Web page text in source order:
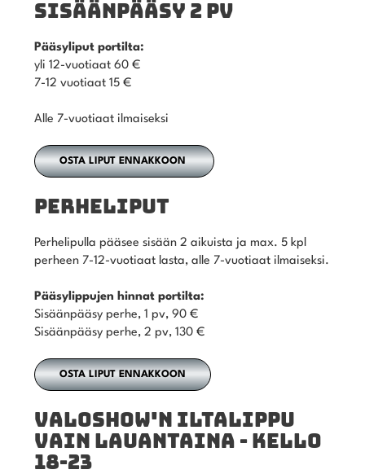
SISÄÄNPÄÄSY 2 PV
Pääsyliput portilta:
yli 12-vuotiaat 60 €
7-12 vuotiaat 15 €
Alle 7-vuotiaat ilmaiseksi
OSTA LIPUT ENNAKKOON
PERHELIPUT
Perhelipulla pääsee sisään 2 aikuista ja max. 5 kpl
perheen 7-12-vuotiaat lasta, alle 7-vuotiaat ilmaiseksi.
Pääsylippujen hinnat portilta:
Sisäänpääsy perhe, 1 pv, 90 €
Sisäänpääsy perhe, 2 pv, 130 €
OSTA LIPUT ENNAKKOON
VALOSHOW'N ILTALIPPU
VAIN LAUANTAINA - KELLO
18-23